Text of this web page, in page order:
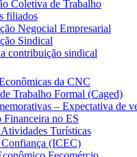
Coletiva de Trabalho
filiados
Negocial Empresarial
Sindical
contribuição sindical
da CNC
Trabalho Formal (Caged)
– Expectativa de
Financeira no ES
Turísticas
(ICEC)